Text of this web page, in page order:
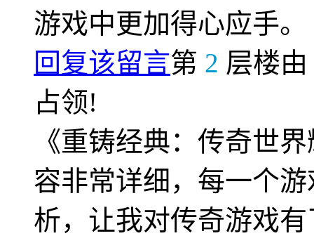
游戏中更加得心应手。
回复该留言第 2 层楼由
占领!
《重铸经典：传奇世
容非常详细，每一个
析，让我对传奇游戏